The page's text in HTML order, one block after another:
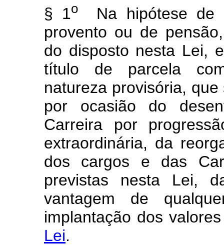
§ 1o
Na hipótese de
provento ou de
do disposto nesta Lei,
título de parcela
natureza provisória,
por ocasião do
Carreira por
extraordinária, da
dos cargos e das
previstas nesta Lei,
vantagem de
implantação dos
Lei.